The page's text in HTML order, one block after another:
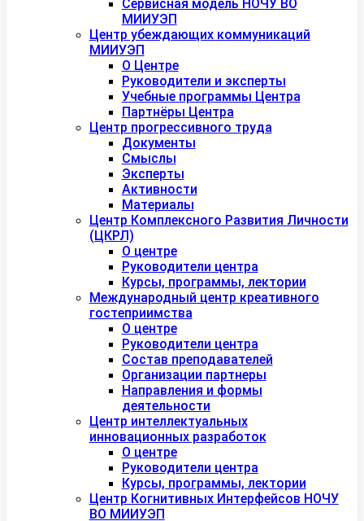
Сервисная модель НОЧУ ВО
МИИУЭП
Центр убеждающих коммуникаций
МИИУЭП
О Центре
Руководители и эксперты
Учебные программы Центра
Партнёры Центра
Центр прогрессивного труда
Документы
Смыслы
Эксперты
Активности
Материалы
Центр Комплексного Развития Личности
(ЦКРЛ)
О центре
Руководители центра
Курсы, программы, лектории
Международный центр креативного
гостеприимства
О центре
Руководители центра
Состав преподавателей
Организации партнеры
Направления и формы
деятельности
Центр интеллектуальных
инновационных разработок
О центре
Руководители центра
Курсы, программы, лектории
Центр Когнитивных Интерфейсов НОЧУ
ВО МИИУЭП